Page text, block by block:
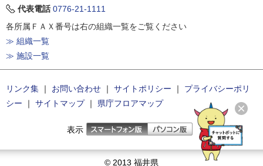
代表電話 0776-21-1111
各所属ＦＡＸ番号は右の組織一覧をご覧ください
≫ 組織一覧
≫ 施設一覧
リンク集 ｜ お問い合わせ ｜ サイトポリシー ｜
プライバシーポリ
シー ｜ サイトマップ｜ 県庁フロアマップ
表示
© 2013 福井県